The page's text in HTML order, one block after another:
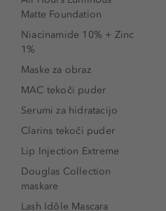
Matte Foundation
Niacinamide 10% + Zinc
1%
Maske za obraz
MAC tekoči puder
Serumi za hidratacijo
Clarins tekoči puder
Lip Injection Extreme
Douglas Collection
maskare
Lash Idôle Mascara